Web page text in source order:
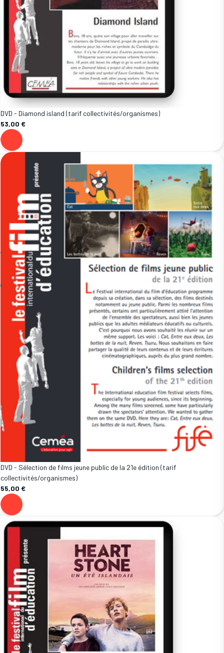
DVD - Diamond island (tarif collectivités/organismes)
53,00 €
DVD - Sélection de films jeune public de la 21e édition (tarif
collectivités/organismes)
55,00 €